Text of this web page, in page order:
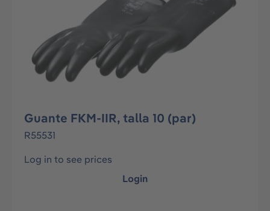
Guante FKM-IIR, talla 10 (par)
R55531
Log in to see prices
Login